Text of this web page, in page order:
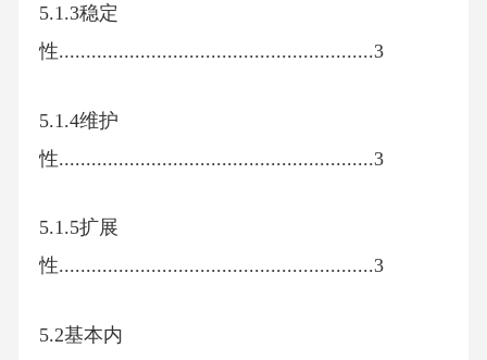
5.1.3稳定
性..........................................................3
5.1.4维护
性..........................................................3
5.1.5扩展
性..........................................................3
5.2基本内